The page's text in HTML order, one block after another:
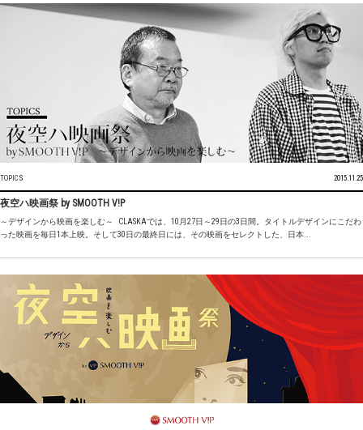
TOPICS 2015.11.25
夜空ハ映画祭 by SMOOTH V!P
～デザインから映画を楽しむ～ CLASKAでは、10月27日～29日の3日間。タイトルデザインにこだわ
った映画を毎日1本上映。そして30日の最終日には、その映画をセレクトした、日本...